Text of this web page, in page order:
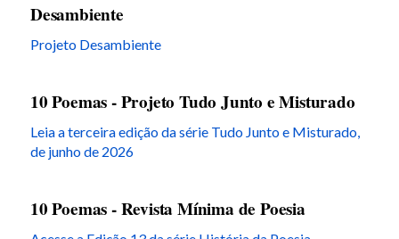
Desambiente
Projeto Desambiente
10 Poemas - Projeto Tudo Junto e Misturado
Leia a terceira edição da série Tudo Junto e Misturado,
de junho de 2026
10 Poemas - Revista Mínima de Poesia